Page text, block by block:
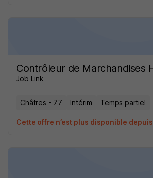
Contrôleur de Marchandises
Job Link
Châtres - 77 Intérim Temps partiel
Cette offre n’est plus disponible